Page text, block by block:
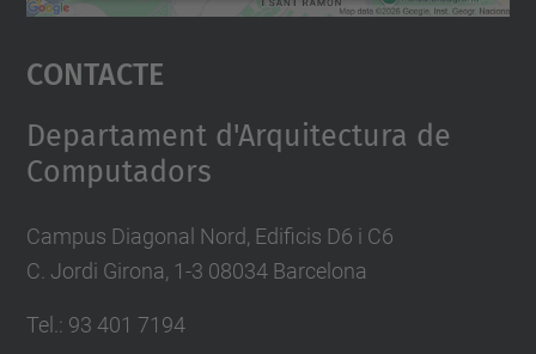
Accepta
powered by
Contacte
Departament d'Arquitectura de
Computadors
Campus Diagonal Nord, Edificis D6 i C6
C. Jordi Girona, 1-3 08034 Barcelona
Tel.: 93 401 7194